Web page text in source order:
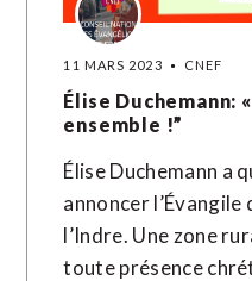
11 MARS 2023 CNEF
Élise Duchemann:
ensemble !”
Élise Duchemann a
annoncer
l’Indre. Une zone
toute présence